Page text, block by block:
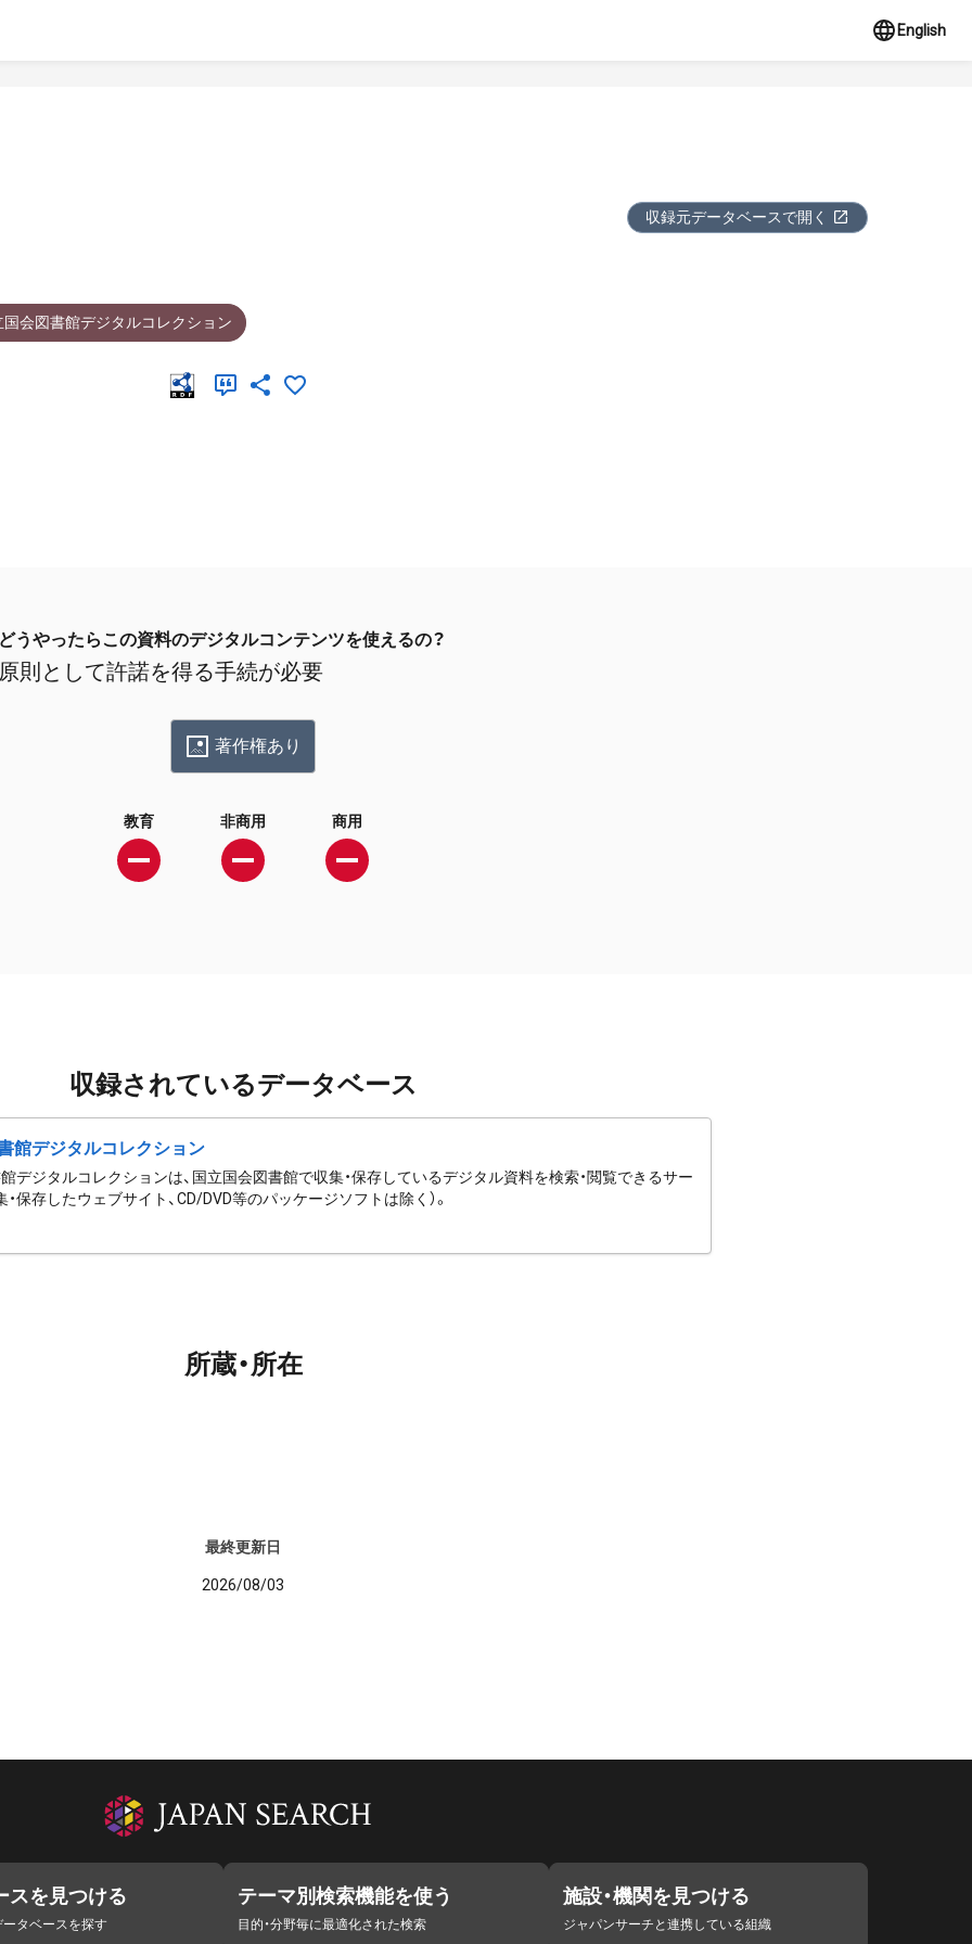
English
収録元データベースで開く
国会図書館デジタルコレクション
どうやったらこの資料のデジタルコンテンツを使えるの？
原則として許諾を得る手続が必要
著作権あり
教育 非商用 商用
収録されているデータベース
館デジタルコレクション
デジタルコレクションは、国立国会図書館で収集・保存しているデジタル資料を検索・閲覧できるサー
・保存したウェブサイト、CD/DVD等のパッケージソフトは除く）。
所蔵・所在
最終更新日
2026/08/03
スを見つける
タベースを探す
テーマ別検索機能を使う
目的・分野毎に最適化された検索
施設・機関を見つける
ジャパンサーチと連携している組織